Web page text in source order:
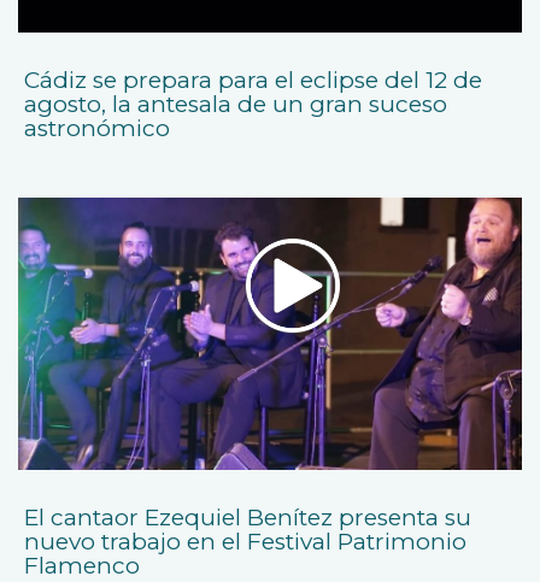
Cádiz se prepara para el eclipse del 12 de
agosto, la antesala de un gran suceso
astronómico
El cantaor Ezequiel Benítez presenta su
nuevo trabajo en el Festival Patrimonio
Flamenco